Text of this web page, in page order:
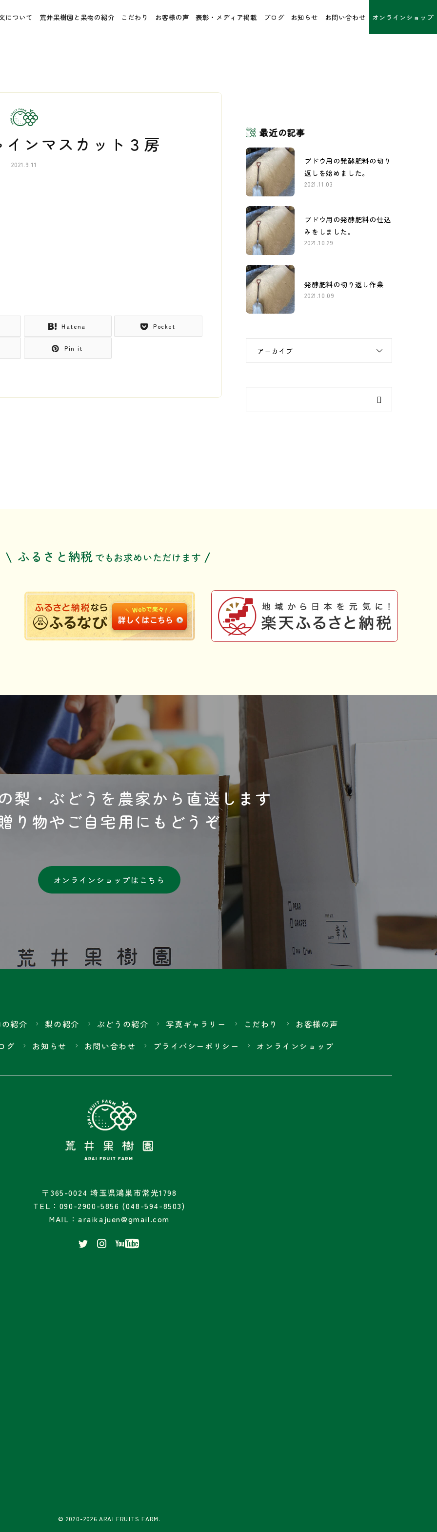
について 荒井果樹園と果物の紹介 こだわり お客様の声 表彰・メディア掲載 ブログ お知らせ お問い合わせ オンラインショップ
インマスカット３房
2021.9.11
Hatena Pocket
Pin it
最近の記事
ブドウ用の発酵肥料の切り
返しを始めました。
2021.11.03
ブドウ用の発酵肥料の仕込
みをしました。
2021.10.29
発酵肥料の切り返し作業
2021.10.09
アーカイブ
ふるさと納税 でもお求めいただけます
梨・ぶどうを農家から直送します
り物やご自宅用にもどうぞ
オンラインショップはこちら
紹介 梨の紹介 ぶどうの紹介 写真ギャラリー こだわり
お客様の声
グ
お知らせ お問い合わせ プライバシーポリシー オンラインショップ
〒365-0024 埼玉県鴻巣市常光1798
TEL：090-2900-5856 (048-594-8503)
MAIL：araikajuen@gmail.com
© 2020-2026 ARAI FRUITS FARM.